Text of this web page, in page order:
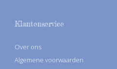
Klantenservice
Over ons
Algemene voorwaarden